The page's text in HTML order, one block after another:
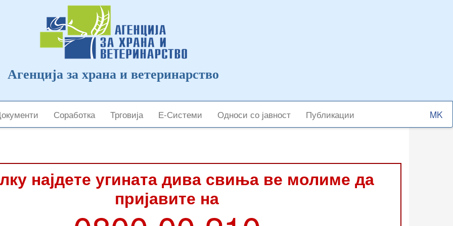
Агенција за храна и ветеринарство
Соработка Трговија Е-Системи Односи со јавност Публикации
Select
your
најдете угината дива свиња ве молиме да
пријавите на